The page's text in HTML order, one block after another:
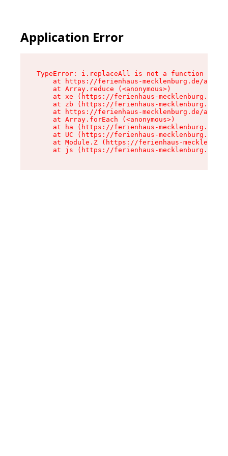
Application Error
TypeError: i.replaceAll is not a function
at https://ferienhaus-mecklenburg.de/
    at Array.reduce (<anonymous>)
at xe (https://ferienhaus-mecklenburg.de/
at zb (https://ferienhaus-mecklenburg.de/
at https://ferienhaus-mecklenburg.de/
    at Array.forEach (<anonymous>)
at ha (https://ferienhaus-mecklenburg.de/
at UC (https://ferienhaus-mecklenburg.de/
at Module.Z (https://ferienhaus-
at js (https://ferienhaus-mecklenburg.de/